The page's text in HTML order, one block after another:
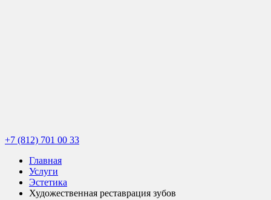
+7 (812) 701 00 33
Главная
Услуги
Эстетика
Художественная реставрация зубов